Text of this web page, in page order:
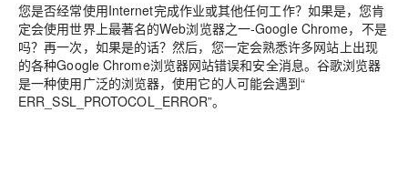
您是否经常使用Internet完成作业或其他任何工作？如果是，您肯
定会使用世界上最著名的Web浏览器之一-Google Chrome，不是
吗？再一次，如果是的话？然后，您一定会熟悉许多网站上出现
的各种Google Chrome浏览器网站错误和安全消息。谷歌浏览器
是一种使用广泛的浏览器，使用它的人可能会遇到“
ERR_SSL_PROTOCOL_ERROR”。